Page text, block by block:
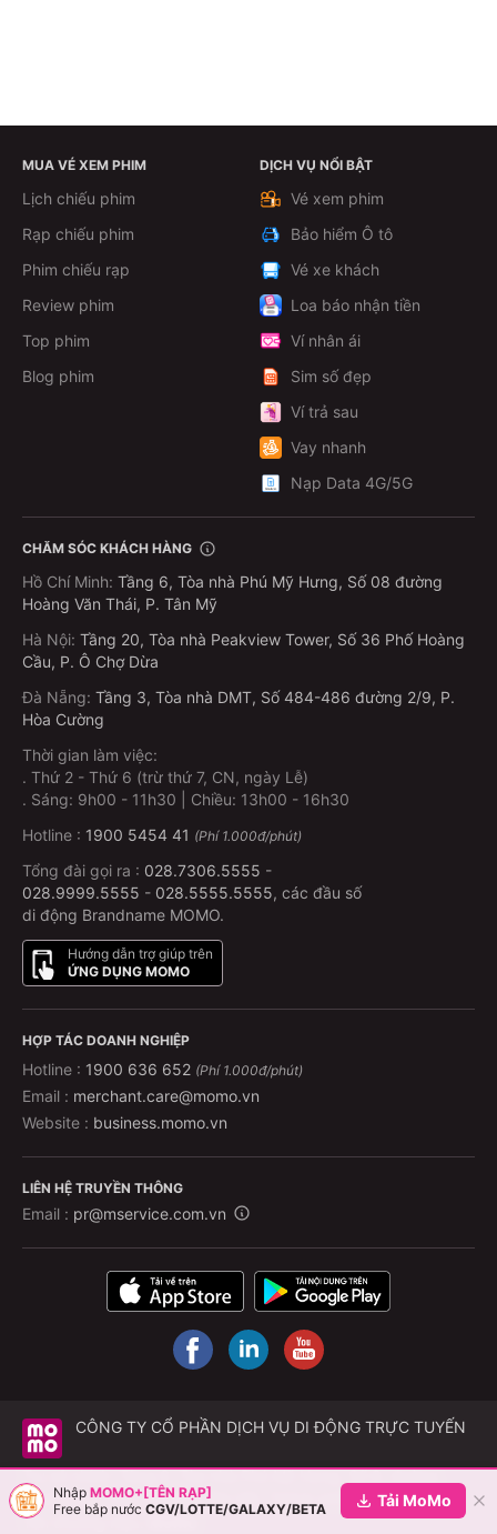
MUA VÉ XEM PHIM
Lịch chiếu phim
Rạp chiếu phim
Phim chiếu rạp
Review phim
Top phim
Blog phim
DỊCH VỤ NỔI BẬT
Vé xem phim
Bảo hiểm Ô tô
Vé xe khách
Loa báo nhận tiền
Ví nhân ái
Sim số đẹp
Ví trả sau
Vay nhanh
Nạp Data 4G/5G
CHĂM SÓC KHÁCH HÀNG
Hồ Chí Minh: Tầng 6, Tòa nhà Phú Mỹ Hưng, Số 08 đường
Hoàng Văn Thái, P. Tân Mỹ
Hà Nội: Tầng 20, Tòa nhà Peakview Tower, Số 36 Phố Hoàng
Cầu, P. Ô Chợ Dừa
Đà Nẵng: Tầng 3, Tòa nhà DMT, Số 484-486 đường 2/9, P.
Hòa Cường
Thời gian làm việc:
. Thứ 2 - Thứ 6 (trừ thứ 7, CN, ngày Lễ)
. Sáng: 9h00 - 11h30 | Chiều: 13h00 - 16h30
Hotline : 1900 5454 41 (Phí 1.000đ/phút)
Tổng đài gọi ra : 028.7306.5555 -
028.9999.5555 - 028.5555.5555, các đầu số
di động Brandname MOMO.
Hướng dẫn trợ giúp trên
ỨNG DỤNG MOMO
HỢP TÁC DOANH NGHIỆP
Hotline : 1900 636 652 (Phí 1.000đ/phút)
Email : merchant.care@momo.vn
Website : business.momo.vn
LIÊN HỆ TRUYỀN THÔNG
Email : pr@mservice.com.vn
CÔNG TY CỔ PHẦN DỊCH VỤ DI ĐỘNG TRỰC TUYẾN
Trụ sở chính: Tầng 6, Tòa nhà Phú Mỹ Hưng, Số 8, đường
Hoàng Văn Thái, Phường Tân Mỹ, Thành phố Hồ Chí Minh
Tên thương hiệu:
MoMo
Nhập MOMO+[TÊN RẠP]
Free bắp nước CGV/LOTTE/GALAXY/BETA Tải MoMo